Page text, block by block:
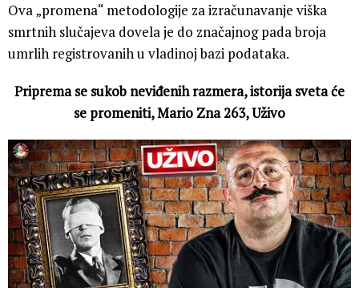
Ova „promena“ metodologije za izračunavanje viška
smrtnih slučajeva dovela je do značajnog pada broja
umrlih registrovanih u vladinoj bazi podataka.
Priprema se sukob neviđenih razmera, istorija sveta će
se promeniti, Mario Zna 263, Uživo